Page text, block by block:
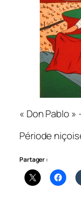
« Don Pablo »
Période
Partager :